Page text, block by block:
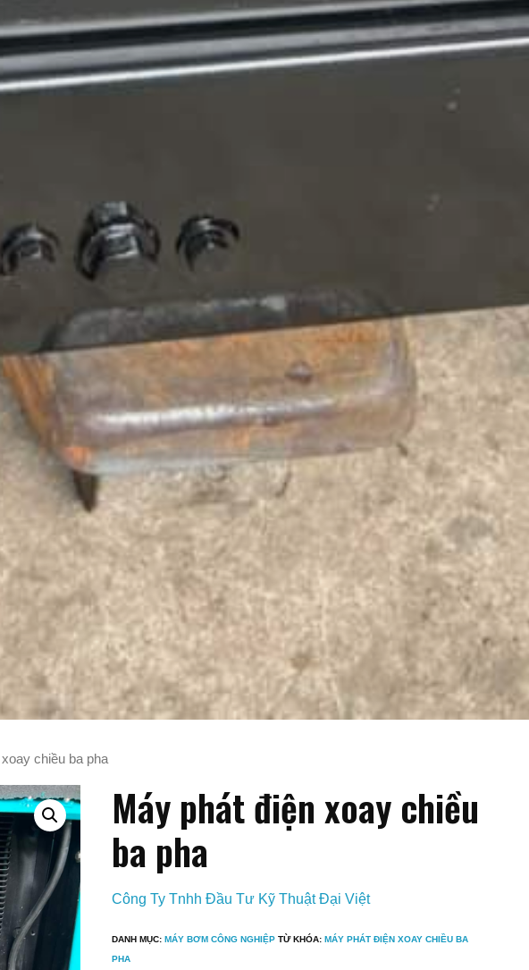
chiều ba pha
Máy phát điện xoay chiều
ba pha
Công Ty Tnhh Đầu Tư Kỹ Thuật Đại Việt
DANH MỤC: MÁY BƠM CÔNG NGHIỆP TỪ KHÓA: MÁY PHÁT ĐIỆN XOAY CHIỀU BA
PHA